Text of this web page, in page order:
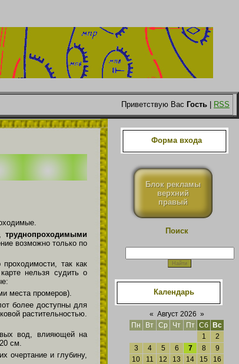
Приветствую Вас Гость RSS
труднопроходимыми
возможно только по
так как
нельзя судить о
места промеров).
более доступны для
растительностью.
вод, влияющей на
см.
очертание и глубину,
Форма входа
Блок рекламы
верхний
правый
Поиск
Календарь
« Август 2026 »
Пн
Вт Ср Чт Пт Сб
Вс
1
2
3
4 5 6 7 8
9
10
11 12 13 14 15
16